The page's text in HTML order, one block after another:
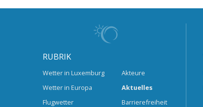
RUBRIK
Wetter in Luxemburg
Wetter in Europa
Flugwetter
Akteure
Aktuelles
Barrierefreiheit